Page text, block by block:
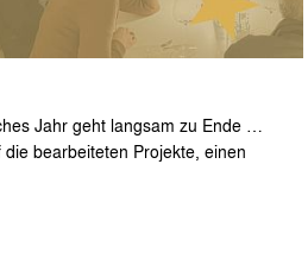
Jahr geht langsam zu Ende …
bearbeiteten Projekte, einen
vor allem für einen